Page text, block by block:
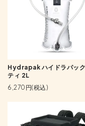
Hydrapak ハイドラパッ
ティ 2L
6,270円(税込)